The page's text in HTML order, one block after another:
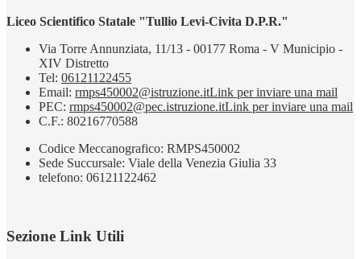
Liceo Scientifico Statale "Tullio Levi-Civita D.P.R."
Via Torre Annunziata, 11/13 - 00177 Roma - V Municipio -
XIV Distretto
Tel: 06121122455
Email: rmps450002@istruzione.itLink per inviare una mail
PEC: rmps450002@pec.istruzione.itLink per inviare una mail
C.F.: 80216770588
Codice Meccanografico: RMPS450002
Sede Succursale: Viale della Venezia Giulia 33
telefono: 06121122462
Sezione Link Utili